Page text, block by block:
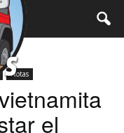
Notas
el